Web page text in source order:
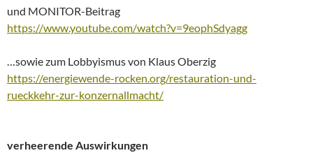
und MONITOR-Beitrag
https://www.youtube.com/watch?v=9eophSdyagg
…sowie zum Lobbyismus von Klaus Oberzig
https://energiewende-rocken.org/restauration-und-
rueckkehr-zur-konzernallmacht/
verheerende Auswirkungen